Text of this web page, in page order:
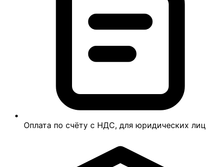
Оплата по счёту с НДС, для юридических лиц